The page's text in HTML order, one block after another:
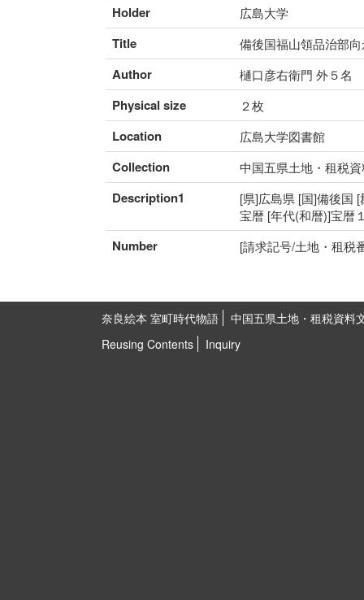
Holder 広島大学
Title 備後国福山領品治部
Author 樋口彦右衛門 外５名
Physical size ２枚
Location 広島大学図書館
Collection 中国五県土地・租税
Description1
[県]広島県 [国]備後国
宝暦 [年代(和暦)]宝暦
Number [請求記号/土地・租税
奈良絵本 室町時代物語
中国五県土地・租税資料
Reusing Contents
Inquiry